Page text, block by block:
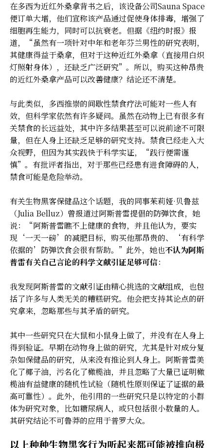
在多西为近红外桑拿背书之后，该设备公司Sauna Space
便订单大增，他们宣称该产品通过促使身体排毒，增强了
细胞再生能力，同时可以抗衰老。但据《纽约时报》报
道，“虽然有一项针对中年和老年芬兰男性的研究表明，
其健康得益于桑拿，但对于这种近红外桑拿（直接用白炽
灯照射身体），还缺乏广泛研究”。所以，购买这种昂贵
的近红外桑拿产品可以改善健康？结论还不清楚。
与此类似，多西推崇的间歇性禁食疗法可能对一些人有
效，但科学家依然有许多疑问。虽然在动物上已有很多有
关禁食的长远益处，其中许多结果甚至可以说前途不可限
量，但在人身上还缺乏足够的研究支持。禁食已经走入大
众视野，但因为其实践快于科学实证，“践行便需谨
慎”。有批评者指出，对于那些已经患有进食障碍的人，
禁食可能是危险举动。
有关生物黑客保健品这个话题，我的同事茱莉娅·贝鲁兹
（Julia Belluz）曾报道过阿斯普雷提倡的防弹饮食，她
说：“阿斯普雷瞧不上健康的食物，并且他认为，要实
现‘一天一磅’的减肥目标，购买他那昂贵的、‘有科学
依据的’防弹饮食会很有帮助。”此外，她也不认为阿斯
普雷有关自己言论的科学文献引证足够可信：
我发现阿斯普雷的文献引证由精心挑选的文献组成，也包
括了许多与人类无关的糟糕研究。他会把支持其论点的研
究拿来，忽略那些与其矛盾的研究。
其中一些研究只在大鼠和小鼠身上做了，并没有在人身上
得到验证。早期在动物身上做的研究，尤其是针对成分复
杂如保健品的研究，从来没有推论到人身上。阿斯普雷美
化了椰子油，污名化了橄榄油，并且忽略了大量已证明橄
榄油有益健康的随机性试验（随机性原则保证了证据的最
高可靠性）。此外，他引用的一些研究只是以特定的小群
体为研究对象，比如糖尿病人，或只包括很小数量的人。
其研究结论不可鲁莽的应用于普罗大众。
以上种种生物黑客行为听起来都可能被推向极